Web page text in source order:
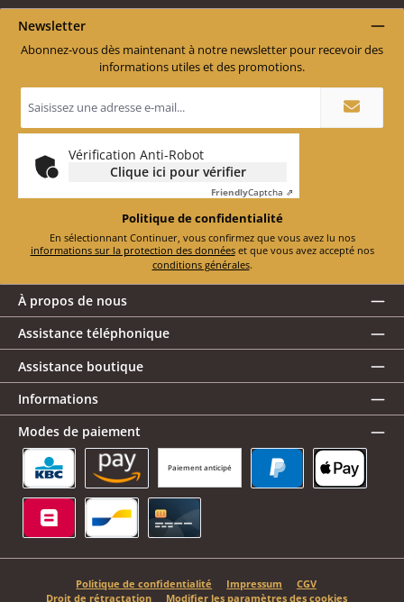
Newsletter
Abonnez-vous dès maintenant à notre newsletter pour recevoir des
informations utiles et des promotions.
Adresse
e-
*
Vérification Anti-Robot
Clique ici pour vérifier
FriendlyCaptcha ⇗
Politique de confidentialité
En sélectionnant Continuer, vous confirmez que vous avez lu nos
informations sur la protection des données
et que vous avez accepté nos
conditions générales.
À propos de nous
Assistance téléphonique
Assistance boutique
Informations
Modes de paiement
Paiement anticipé
KBC/CBC Payment Button
Amazon Pay
Politique de confidentialité Impressum
CGV
Droit de rétractation
Modifier les paramètres des cookies